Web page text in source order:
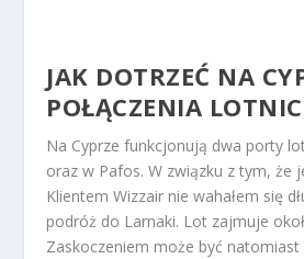
JAK DOTRZEĆ NA
POŁĄCZENIA
Na Cyprze funkcjonują dwa porty
oraz w Pafos. W związku z tym, że
Klientem Wizzair nie wahałem się
podróż do Larnaki. Lot zajmuje
Zaskoczeniem może być